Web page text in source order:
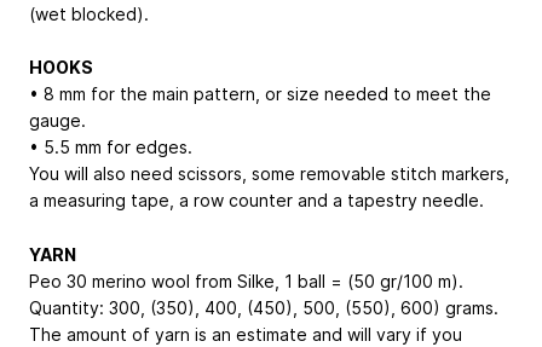
(wet blocked).
HOOKS
• 8 mm for the main pattern, or size needed to meet the
gauge.
• 5.5 mm for edges.
You will also need scissors, some removable stitch markers,
a measuring tape, a row counter and a tapestry needle.
YARN
Peo 30 merino wool from Silke, 1 ball = (50 gr/100 m).
Quantity: 300, (350), 400, (450), 500, (550), 600) grams.
The amount of yarn is an estimate and will vary if you